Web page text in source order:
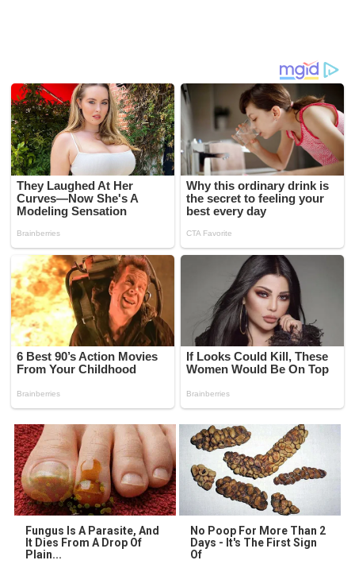
Fungus Is A Parasite, And
It Dies From A Drop Of
Plain...
No Poop For More Than 2
Days - It's The First Sign
Of